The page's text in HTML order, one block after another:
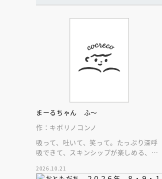
まーるちゃん ふ～
作：キボリノコンノ
吸って、吐いて、笑って。たっぷり深呼
吸できて、スキンシップが楽しめる、大
ーストブック。
2026.10.21